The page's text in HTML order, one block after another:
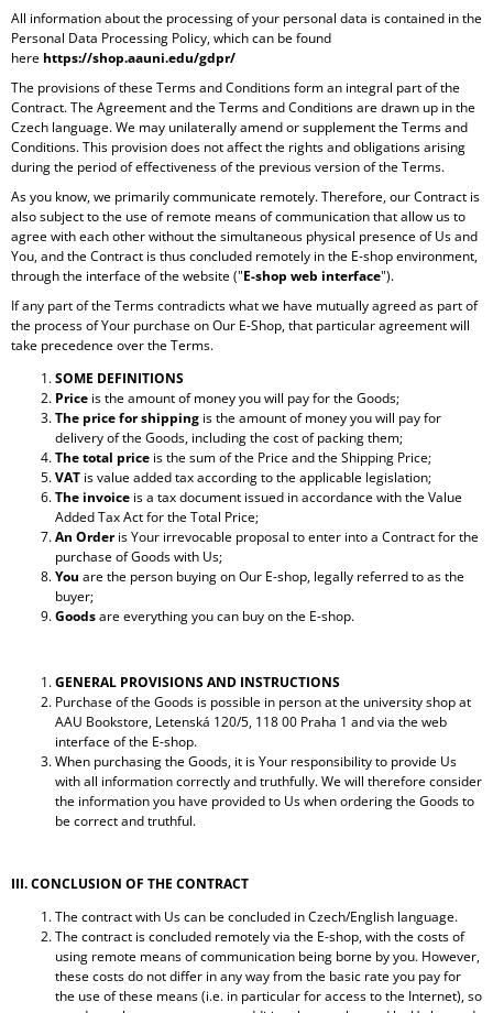
All information about the processing of your personal data is contained in the
Personal Data Processing Policy, which can be found
here https://shop.aauni.edu/gdpr/
The provisions of these Terms and Conditions form an integral part of the
Contract. The Agreement and the Terms and Conditions are drawn up in the
Czech language. We may unilaterally amend or supplement the Terms and
Conditions. This provision does not affect the rights and obligations arising
during the period of effectiveness of the previous version of the Terms.
As you know, we primarily communicate remotely. Therefore, our Contract is
also subject to the use of remote means of communication that allow us to
agree with each other without the simultaneous physical presence of Us and
You, and the Contract is thus concluded remotely in the E-shop environment,
through the interface of the website ("E-shop web interface").
If any part of the Terms contradicts what we have mutually agreed as part of
the process of Your purchase on Our E-Shop, that particular agreement will
take precedence over the Terms.
SOME DEFINITIONS
Price is the amount of money you will pay for the Goods;
The price for shipping is the amount of money you will pay for
delivery of the Goods, including the cost of packing them;
The total price is the sum of the Price and the Shipping Price;
VAT is value added tax according to the applicable legislation;
The invoice is a tax document issued in accordance with the Value
Added Tax Act for the Total Price;
An Orderis Your irrevocable proposal to enter into a Contract for the
purchase of Goods with Us;
You are the person buying on Our E-shop, legally referred to as the
buyer;
Goodsare everything you can buy on the E-shop.
GENERAL PROVISIONS AND INSTRUCTIONS
Purchase of the Goods is possible in person at the university shop at
AAU Bookstore, Letenská 120/5, 118 00 Praha 1 and via the web
interface of the E-shop.
When purchasing the Goods, it is Your responsibility to provide Us
with all information correctly and truthfully. We will therefore consider
the information you have provided to Us when ordering the Goods to
be correct and truthful.
III. CONCLUSION OF THE CONTRACT
The contract with Us can be concluded in Czech/English language.
The contract is concluded remotely via the E-shop, with the costs of
using remote means of communication being borne by you. However,
these costs do not differ in any way from the basic rate you pay for
the use of these means (i.e. in particular for access to the Internet), so